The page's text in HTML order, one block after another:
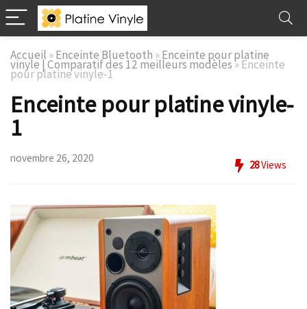
Accueil »Enceinte Bluetooth »Enceinte pour platine
vinyle | Comparatif des 12 meilleurs modèles» Enceinte
pour platine vinyle-1
Enceinte pour platine vinyle-
1
novembre 26, 2020
28Views